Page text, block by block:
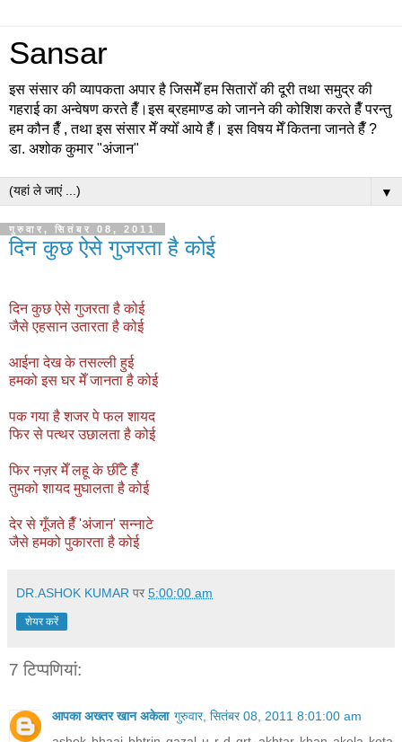
Sansar
इस संसार की व्यापकता अपार है जिसमेँ हम सितारोँ की दूरी तथा समुद्र की
गहराई का अन्वेषण करते हैँ।इस ब्रहमाण्ड को जानने की कोशिश करते हैँ परन्तु
हम कौन हैँ , तथा इस संसार मेँ क्योँ आये हैँ। इस विषय मेँ कितना जानते हैँ ?
डा. अशोक कुमार "अंजान"
▼
गुरुवार, सितंबर 08, 2011
दिन कुछ ऐसे गुजरता है कोई
दिन कुछ ऐसे गुजरता है कोई
जैसे एहसान उतारता है कोई
आईना देख के तसल्ली हुई
हमको इस घर मेँ जानता है कोई
पक गया है शजर पे फल शायद
फिर से पत्थर उछालता है कोई
फिर नज़र मेँ लहू के छीँटे हैँ
तुमको शायद मुघालता है कोई
देर से गूँजते हैँ 'अंजान' सन्नाटे
जैसे हमको पुकारता है कोई
DR.ASHOK KUMAR पर 5:00:00 am
शेयर करें
7 टिप्‍पणियां:
आपका अख्तर खान अकेला गुरुवार, सितंबर 08, 2011 8:01:00 am